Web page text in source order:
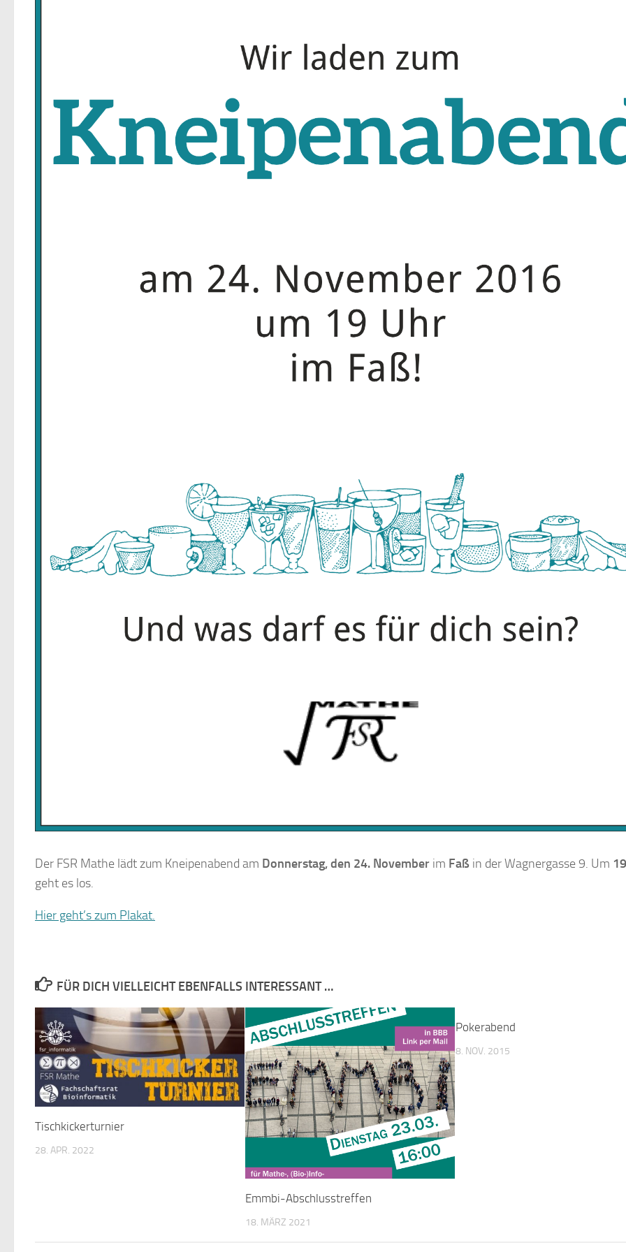
Der FSR Mathe lädt zum Kneipenabend am Donnerstag, den 24. November im Faß in der Wagnergasse 9. Um
geht es los.
Hier geht’s zum Plakat.
FÜR DICH VIELLEICHT EBENFALLS INTERESSANT …
Tischkickerturnier
28. APR. 2022
Emmbi-Abschlusstreffen
18. MÄRZ 2021
Pokerabend
8. NOV. 2015